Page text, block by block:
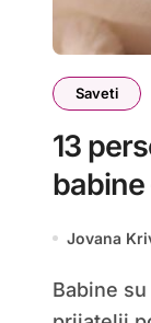
Saveti
13
Jovana
Babine su onaj nežni trenutak kada porodica i